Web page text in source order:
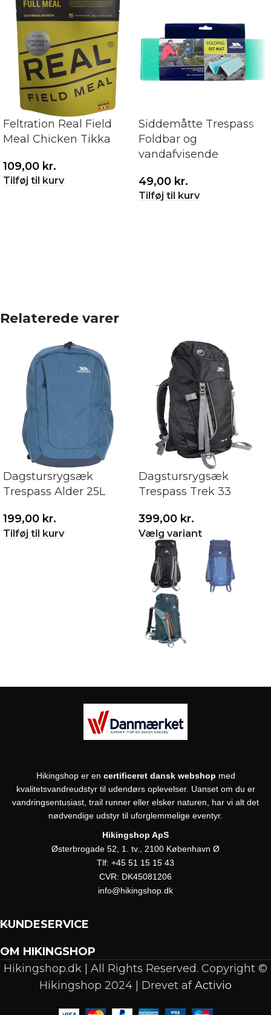
Feltration Real Field
Meal Chicken Tikka
109,00 kr.
Tilføj til kurv
Siddemåtte Trespass
Foldbar og
vandafvisende
49,00 kr.
Tilføj til kurv
Relaterede varer
Dagstursrygsæk
Trespass Alder 25L
199,00 kr.
Tilføj til kurv
Dagstursrygsæk
Trespass Trek 33
399,00 kr.
Vælg variant
Hikingshop er en certificeret dansk webshop med
kvalitetsvandreudstyr til udendørs oplevelser. Uanset om du er
vandringsentusiast, trail runner eller elsker naturen, har vi alt det
nødvendige udstyr til uforglemmelige eventyr.
Hikingshop ApS
Østerbrogade 52, 1. tv., 2100 København Ø
Tlf: +45 51 15 15 43
CVR: DK45081206
info@hikingshop.dk
KUNDESERVICE
OM HIKINGSHOP
Hikingshop.dk | All Rights Reserved. Copyright ©
Hikingshop 2024 | Drevet afActivio